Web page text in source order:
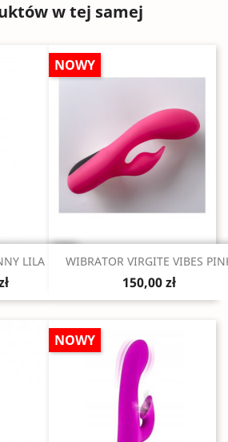
w tej samej
LILA Szybki podgląd
WIBRATOR VIRGITE VIBES
150,00 zł
NOWY
NOWY